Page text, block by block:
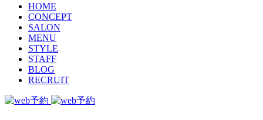
HOME
CONCEPT
SALON
MENU
STYLE
STAFF
BLOG
RECRUIT